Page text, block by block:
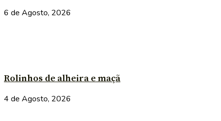
6 de Agosto, 2026
Rolinhos de alheira e maçã
4 de Agosto, 2026